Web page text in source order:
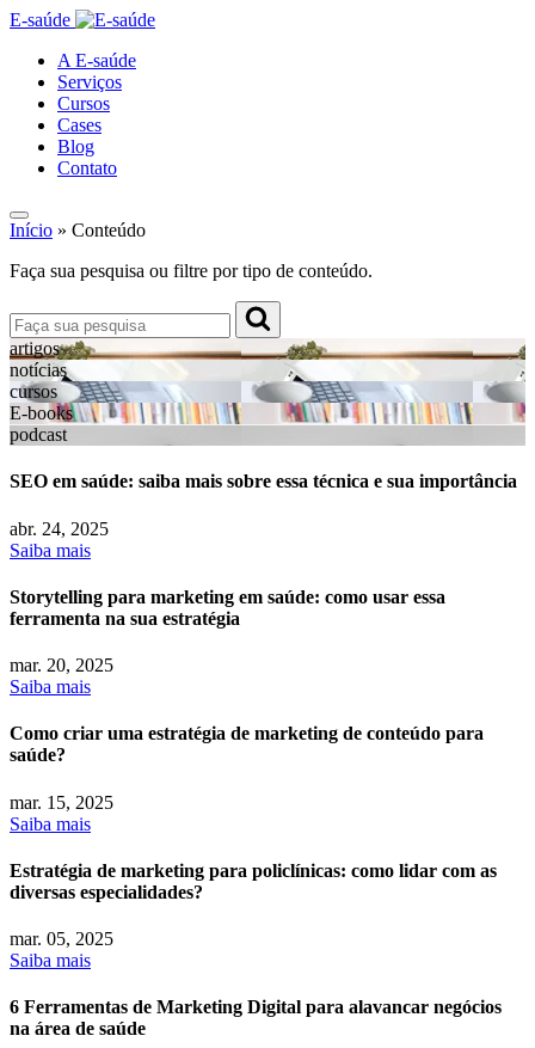
E-saúde
A E-saúde
Serviços
Cursos
Cases
Blog
Contato
Início » Conteúdo
Faça sua pesquisa ou filtre por tipo de conteúdo.
artigos
notícias
cursos
E-books
podcast
SEO em saúde: saiba mais sobre essa técnica e sua importância
abr. 24, 2025
Saiba mais
Storytelling para marketing em saúde: como usar essa
ferramenta na sua estratégia
mar. 20, 2025
Saiba mais
Como criar uma estratégia de marketing de conteúdo para
saúde?
mar. 15, 2025
Saiba mais
Estratégia de marketing para policlínicas: como lidar com as
diversas especialidades?
mar. 05, 2025
Saiba mais
6 Ferramentas de Marketing Digital para alavancar negócios
na área de saúde